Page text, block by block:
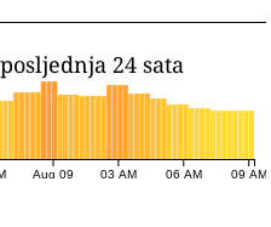
24 sata
Aug 09 03 AM 06 AM 09 AM